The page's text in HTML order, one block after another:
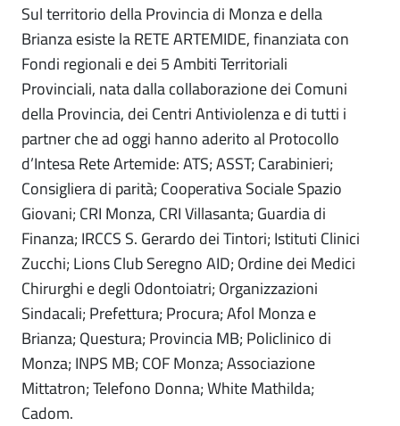
Sul territorio della Provincia di Monza e della
Brianza esiste la RETE ARTEMIDE, finanziata con
Fondi regionali e dei 5 Ambiti Territoriali
Provinciali, nata dalla collaborazione dei Comuni
della Provincia, dei Centri Antiviolenza e di tutti i
partner che ad oggi hanno aderito al Protocollo
d’Intesa Rete Artemide: ATS; ASST; Carabinieri;
Consigliera di parità; Cooperativa Sociale Spazio
Giovani; CRI Monza, CRI Villasanta; Guardia di
Finanza; IRCCS S. Gerardo dei Tintori; Istituti Clinici
Zucchi; Lions Club Seregno AID; Ordine dei Medici
Chirurghi e degli Odontoiatri; Organizzazioni
Sindacali; Prefettura; Procura; Afol Monza e
Brianza; Questura; Provincia MB; Policlinico di
Monza; INPS MB; COF Monza; Associazione
Mittatron; Telefono Donna; White Mathilda;
Cadom.